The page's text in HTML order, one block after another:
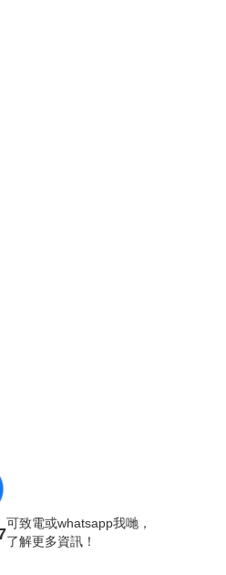
可致電或whatsapp我哋，
了解更多資訊！